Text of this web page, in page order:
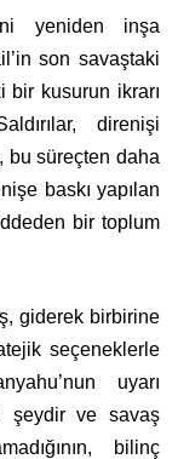
yeniden inşa
son savaştaki
bir kusurun ikrarı
direnişi
bu süreçten daha
baskı yapılan
bir toplum
giderek birbirine
seçeneklerle
uyarı
şeydir ve savaş
bilinç